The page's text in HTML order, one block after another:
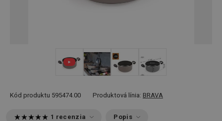
Kód produktu 595474.00 Produktová línia: BRAVA
1 recenzia Popis